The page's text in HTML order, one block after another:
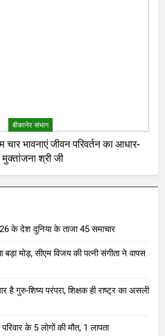
बीकानेर संभाग
भावनाएं जीवन परिवर्तन का आधार-
मुक्तांजना श्री जी
के देश दुनिया के ताजा 45 समाचार
मोड़, सीएम विजय की पत्नी संगीता ने वापस
है गुरु-शिष्य परंपरा, शिक्षक ही राष्ट्र का असली
के 5 लोगों की मौत, 1 लापता